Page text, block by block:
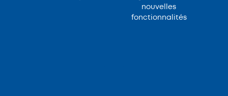
nouvelles
fonctionnalités